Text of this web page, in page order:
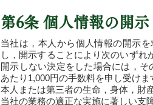
第6条 個人情報の開示
当社は，本人から個人情報の開示
し，開示することにより次のいずれ
開示しない決定をした場合には，
あたり1,000円の手数料を申し受けま
本人または第三者の生命，身体，財
当社の業務の適正な実施に著しい支